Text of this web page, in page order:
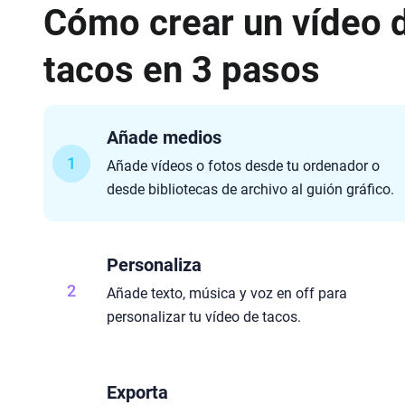
Cómo crear un vídeo
tacos en 3 pasos
1
Añade medios
Añade vídeos o fotos desde tu ordenador o
desde bibliotecas de archivo al guión gráfico.
2
Personaliza
Añade texto, música y voz en off para
personalizar tu vídeo de tacos.
Exporta